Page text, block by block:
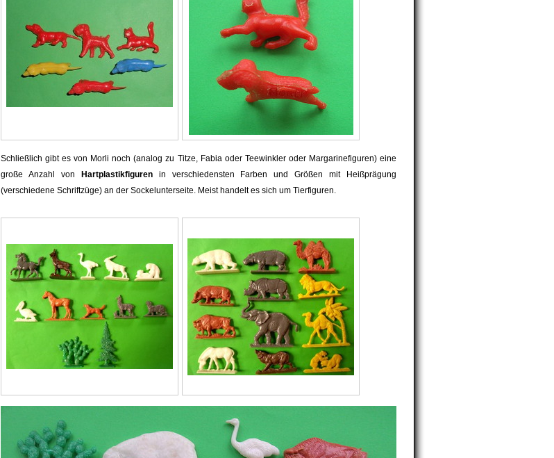
Schließlich gibt es von Morli noch (analog zu Titze, Fabia oder Teewinkler oder Margarinefiguren) eine
große Anzahl von
Hartplastikfigurenin verschiedensten Farben und Größen mit Heißprägung
(verschiedene Schriftzüge) an der Sockelunterseite. Meist handelt es sich um Tierfiguren.